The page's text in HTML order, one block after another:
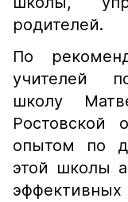
родителей.
По
учителей
школу
Ростовской
опытом по
этой школы
эффективных